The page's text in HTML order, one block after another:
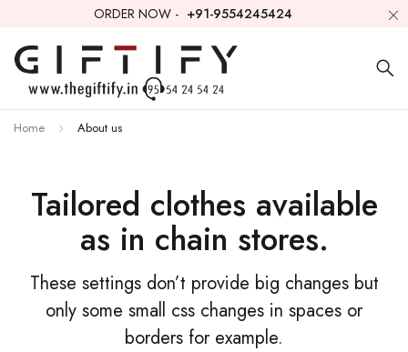
ORDER NOW - +91-9554245424
Home About us
Tailored clothes available
as in chain stores.
These settings don’t provide big changes but
only some small css changes in spaces or
borders for example.